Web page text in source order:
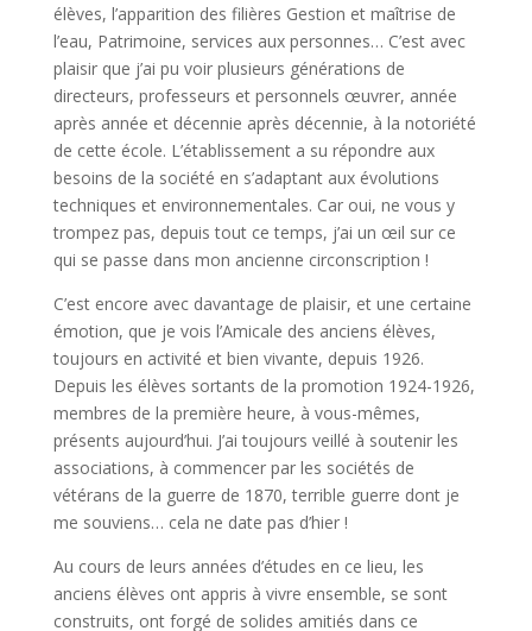
élèves, l’apparition des filières Gestion et maîtrise de
l’eau, Patrimoine, services aux personnes… C’est avec
plaisir que j’ai pu voir plusieurs générations de
directeurs, professeurs et personnels œuvrer, année
après année et décennie après décennie, à la notoriété
de cette école. L’établissement a su répondre aux
besoins de la société en s’adaptant aux évolutions
techniques et environnementales. Car oui, ne vous y
trompez pas, depuis tout ce temps, j’ai un œil sur ce
qui se passe dans mon ancienne circonscription !
C’est encore avec davantage de plaisir, et une certaine
émotion, que je vois l’Amicale des anciens élèves,
toujours en activité et bien vivante, depuis 1926.
Depuis les élèves sortants de la promotion 1924-1926,
membres de la première heure, à vous-mêmes,
présents aujourd’hui. J’ai toujours veillé à soutenir les
associations, à commencer par les sociétés de
vétérans de la guerre de 1870, terrible guerre dont je
me souviens… cela ne date pas d’hier !
Au cours de leurs années d’études en ce lieu, les
anciens élèves ont appris à vivre ensemble, se sont
construits, ont forgé de solides amitiés dans ce